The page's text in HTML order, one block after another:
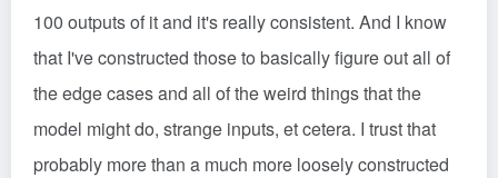
100 outputs of it and it's really consistent. And I know
that I've constructed those to basically figure out all of
the edge cases and all of the weird things that the
model might do, strange inputs, et cetera. I trust that
probably more than a much more loosely constructed